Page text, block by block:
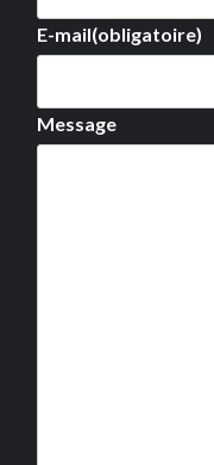
E-mail(obligatoire)
Message